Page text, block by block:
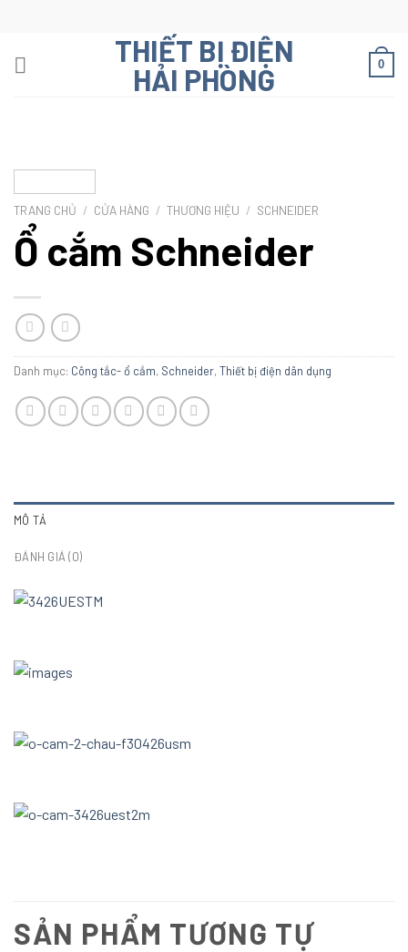
content
THIẾT BỊ ĐIỆN
HẢI PHÒNG
0
TRANG CHỦ / CỬA HÀNG / THƯƠNG HIỆU / SCHNEIDER
Ổ cắm Schneider
Danh mục: Công tắc- ổ cắm, Schneider, Thiết bị điện dân dụng
MÔ TẢ
ĐÁNH GIÁ (0)
SẢN PHẨM TƯƠNG TỰ